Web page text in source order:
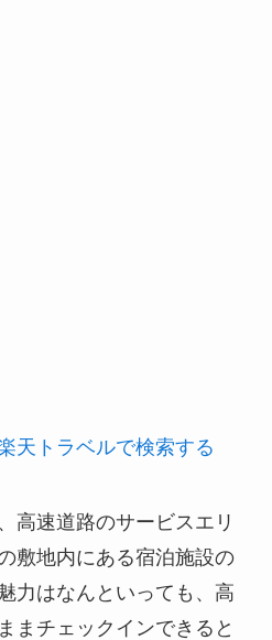
天トラベルで検索する
高速道路のサービスエリ
敷地内にある宿泊施設の
力はなんといっても、高
まチェックインできると